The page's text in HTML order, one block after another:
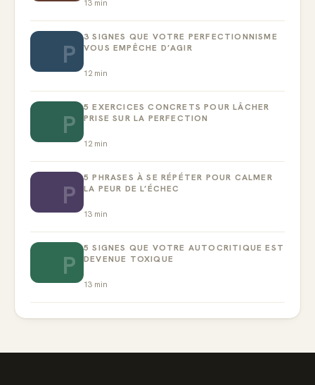
13 min
P
3 SIGNES QUE VOTRE PERFECTIONNISME
VOUS EMPÊCHE D’AGIR
12min
P
5 EXERCICES CONCRETS POUR LÂCHER
PRISE SUR LA PERFECTION
12min
P
5 PHRASES À SE RÉPÉTER POUR CALMER
LA PEUR DE L’ÉCHEC
13 min
P
5 SIGNES QUE VOTRE AUTOCRITIQUE EST
DEVENUE TOXIQUE
13 min